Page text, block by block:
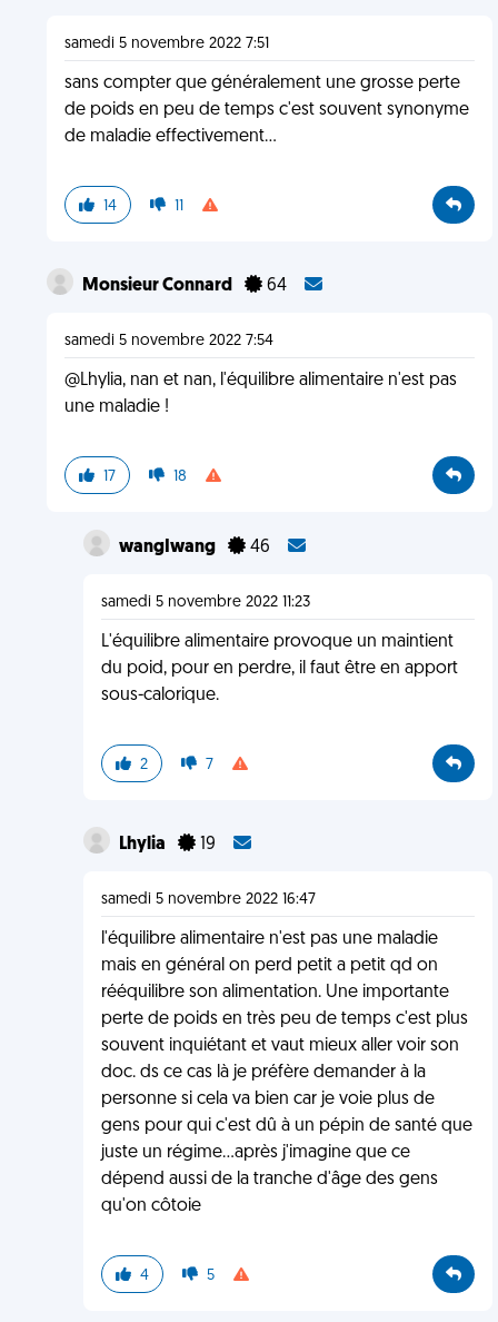
samedi 5 novembre 2022 7:51
sans compter que généralement une grosse perte
de poids en peu de temps c'est souvent synonyme
de maladie effectivement...
14 11
Monsieur Connard 64
samedi 5 novembre 2022 7:54
@Lhylia, nan et nan, l'équilibre alimentaire n'est pas
une maladie !
17 18
wangIwang 46
samedi 5 novembre 2022 11:23
L'équilibre alimentaire provoque un maintient
du poid, pour en perdre, il faut être en apport
sous-calorique.
2 7
Lhylia 19
samedi 5 novembre 2022 16:47
l'équilibre alimentaire n'est pas une maladie
mais en général on perd petit a petit qd on
rééquilibre son alimentation. Une importante
perte de poids en très peu de temps c'est plus
souvent inquiétant et vaut mieux aller voir son
doc. ds ce cas là je préfère demander à la
personne si cela va bien car je voie plus de
gens pour qui c'est dû à un pépin de santé que
juste un régime...après j'imagine que ce
dépend aussi de la tranche d'âge des gens
qu'on côtoie
4 5